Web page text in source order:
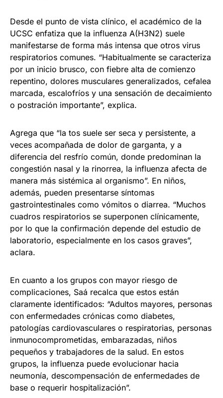
Desde el punto de vista clínico, el académico de la
UCSC enfatiza que la influenza A(H3N2) suele
manifestarse de forma más intensa que otros virus
respiratorios comunes. “Habitualmente se caracteriza
por un inicio brusco, con fiebre alta de comienzo
repentino, dolores musculares generalizados, cefalea
marcada, escalofríos y una sensación de decaimiento
o postración importante”, explica.
Agrega que “la tos suele ser seca y persistente, a
veces acompañada de dolor de garganta, y a
diferencia del resfrío común, donde predominan la
congestión nasal y la rinorrea, la influenza afecta de
manera más sistémica al organismo”. En niños,
además, pueden presentarse síntomas
gastrointestinales como vómitos o diarrea. “Muchos
cuadros respiratorios se superponen clínicamente,
por lo que la confirmación depende del estudio de
laboratorio, especialmente en los casos graves”,
aclara.
En cuanto a los grupos con mayor riesgo de
complicaciones, Saá recalca que estos están
claramente identificados: “Adultos mayores, personas
con enfermedades crónicas como diabetes,
patologías cardiovasculares o respiratorias, personas
inmunocomprometidas, embarazadas, niños
pequeños y trabajadores de la salud. En estos
grupos, la influenza puede evolucionar hacia
neumonía, descompensación de enfermedades de
base o requerir hospitalización”.